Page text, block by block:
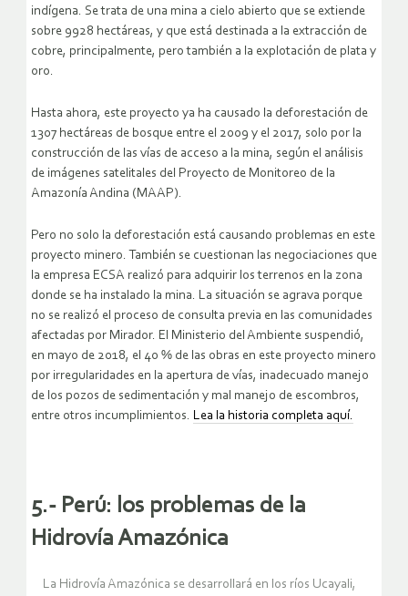
indígena. Se trata de una mina a cielo abierto que se extiende
sobre 9928 hectáreas, y que está destinada a la extracción de
cobre, principalmente, pero también a la explotación de plata y
oro.
Hasta ahora, este proyecto ya ha causado la deforestación de
1307 hectáreas de bosque entre el 2009 y el 2017, solo por la
construcción de las vías de acceso a la mina, según el análisis
de imágenes satelitales del Proyecto de Monitoreo de la
Amazonía Andina (MAAP).
Pero no solo la deforestación está causando problemas en este
proyecto minero. También se cuestionan las negociaciones que
la empresa ECSA realizó para adquirir los terrenos en la zona
donde se ha instalado la mina. La situación se agrava porque
no se realizó el proceso de consulta previa en las comunidades
afectadas por Mirador. El Ministerio del Ambiente suspendió,
en mayo de 2018, el 40 % de las obras en este proyecto minero
por irregularidades en la apertura de vías, inadecuado manejo
de los pozos de sedimentación y mal manejo de escombros,
entre otros incumplimientos. Lea la historia completa aquí.
5.- Perú: los problemas de la
Hidrovía Amazónica
La Hidrovía Amazónica se desarrollará en los ríos Ucayali,